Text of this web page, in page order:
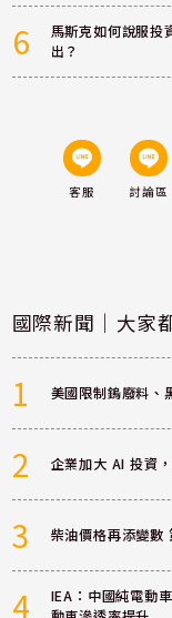
6
馬斯克如何說服投
出？
客服 討論區
國際新聞｜大家
1 美國限制鎢廢料、
2 企業加大 AI 投資
3 柴油價格再添變數
4
IEA：中國純電動